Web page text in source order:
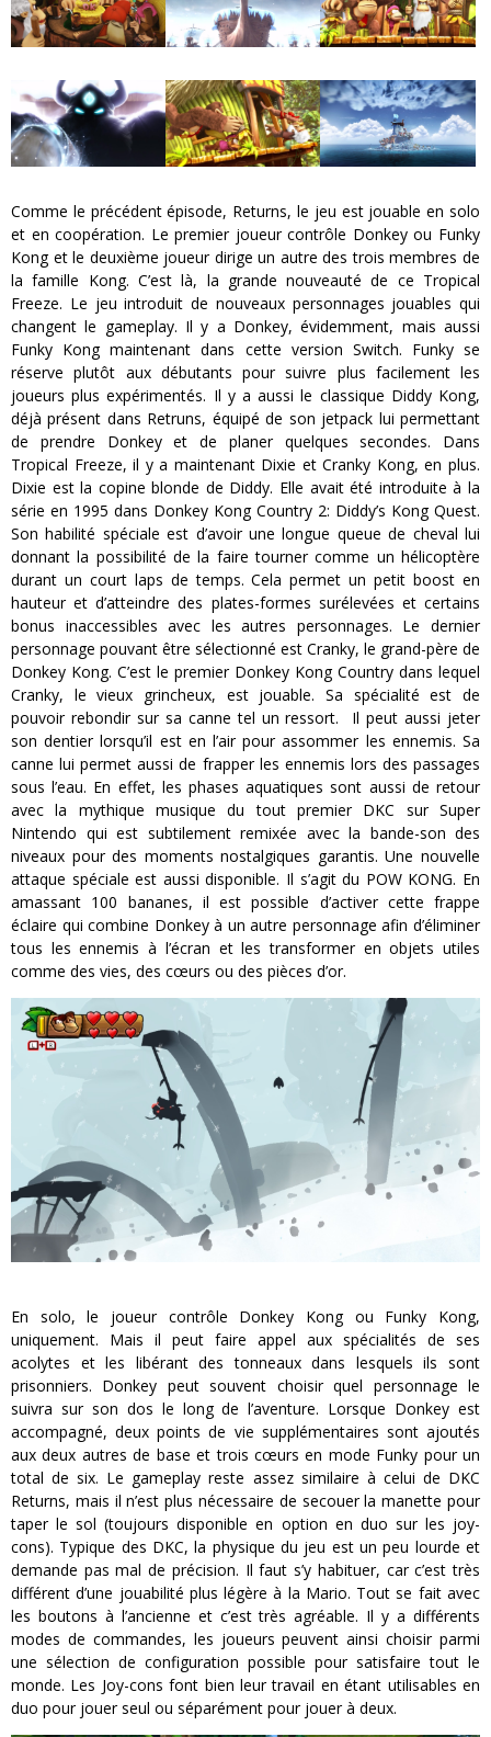
Comme le précédent épisode, Returns, le jeu est jouable en solo
et en coopération. Le premier joueur contrôle Donkey ou Funky
Kong et le deuxième joueur dirige un autre des trois membres de
la famille Kong. C’est là, la grande nouveauté de ce Tropical
Freeze. Le jeu introduit de nouveaux personnages jouables qui
changent le gameplay. Il y a Donkey, évidemment, mais aussi
Funky Kong maintenant dans cette version Switch. Funky se
réserve plutôt aux débutants pour suivre plus facilement les
joueurs plus expérimentés. Il y a aussi le classique Diddy Kong,
déjà présent dans Retruns, équipé de son jetpack lui permettant
de prendre Donkey et de planer quelques secondes. Dans
Tropical Freeze, il y a maintenant Dixie et Cranky Kong, en plus.
Dixie est la copine blonde de Diddy. Elle avait été introduite à la
série en 1995 dans Donkey Kong Country 2: Diddy’s Kong Quest.
Son habilité spéciale est d’avoir une longue queue de cheval lui
donnant la possibilité de la faire tourner comme un hélicoptère
durant un court laps de temps. Cela permet un petit boost en
hauteur et d’atteindre des plates-formes surélevées et certains
bonus inaccessibles avec les autres personnages. Le dernier
personnage pouvant être sélectionné est Cranky, le grand-père de
Donkey Kong. C’est le premier Donkey Kong Country dans lequel
Cranky, le vieux grincheux, est jouable. Sa spécialité est de
pouvoir rebondir sur sa canne tel un ressort. Il peut aussi jeter
son dentier lorsqu’il est en l’air pour assommer les ennemis. Sa
canne lui permet aussi de frapper les ennemis lors des passages
sous l’eau. En effet, les phases aquatiques sont aussi de retour
avec la mythique musique du tout premier DKC sur Super
Nintendo qui est subtilement remixée avec la bande-son des
niveaux pour des moments nostalgiques garantis. Une nouvelle
attaque spéciale est aussi disponible. Il s’agit du POW KONG. En
amassant 100 bananes, il est possible d’activer cette frappe
éclaire qui combine Donkey à un autre personnage afin d’éliminer
tous les ennemis à l’écran et les transformer en objets utiles
comme des vies, des cœurs ou des pièces d’or.
En solo, le joueur contrôle Donkey Kong ou Funky Kong,
uniquement. Mais il peut faire appel aux spécialités de ses
acolytes et les libérant des tonneaux dans lesquels ils sont
prisonniers. Donkey peut souvent choisir quel personnage le
suivra sur son dos le long de l’aventure. Lorsque Donkey est
accompagné, deux points de vie supplémentaires sont ajoutés
aux deux autres de base et trois cœurs en mode Funky pour un
total de six. Le gameplay reste assez similaire à celui de DKC
Returns, mais il n’est plus nécessaire de secouer la manette pour
taper le sol (toujours disponible en option en duo sur les joy-
cons). Typique des DKC, la physique du jeu est un peu lourde et
demande pas mal de précision. Il faut s’y habituer, car c’est très
différent d’une jouabilité plus légère à la Mario. Tout se fait avec
les boutons à l’ancienne et c’est très agréable. Il y a différents
modes de commandes, les joueurs peuvent ainsi choisir parmi
une sélection de configuration possible pour satisfaire tout le
monde. Les Joy-cons font bien leur travail en étant utilisables en
duo pour jouer seul ou séparément pour jouer à deux.